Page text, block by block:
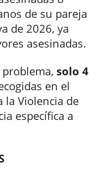
de su pareja
de 2026, ya
asesinadas.
problema, solo 4
en el
la Violencia de
específica a